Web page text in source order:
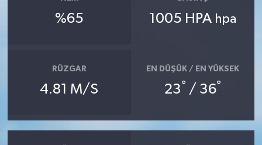
%65 1005 HPA hpa
RÜZGAR
4.81 M/S
EN DÜŞÜK / EN YÜKSEK
23° / 36°